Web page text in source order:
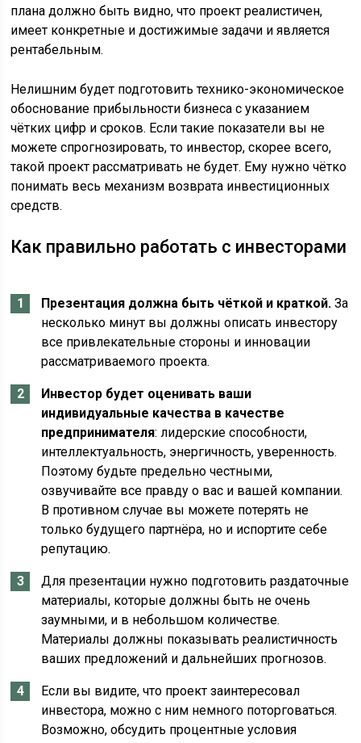
плана должно быть видно, что проект реалистичен,
имеет конкретные и достижимые задачи и является
рентабельным.
Нелишним будет подготовить технико-экономическое
обоснование прибыльности бизнеса с указанием
чётких цифр и сроков. Если такие показатели вы не
можете спрогнозировать, то инвестор, скорее всего,
такой проект рассматривать не будет. Ему нужно чётко
понимать весь механизм возврата инвестиционных
средств.
Как правильно работать с инвесторами
Презентация должна быть чёткой и краткой. За
несколько минут вы должны описать инвестору
все привлекательные стороны и инновации
рассматриваемого проекта.
Инвестор будет оценивать ваши
индивидуальные качества в качестве
предпринимателя: лидерские способности,
интеллектуальность, энергичность, уверенность.
Поэтому будьте предельно честными,
озвучивайте все правду о вас и вашей компании.
В противном случае вы можете потерять не
только будущего партнёра, но и испортите себе
репутацию.
Для презентации нужно подготовить раздаточные
материалы, которые должны быть не очень
заумными, и в небольшом количестве.
Материалы должны показывать реалистичность
ваших предложений и дальнейших прогнозов.
Если вы видите, что проект заинтересовал
инвестора, можно с ним немного поторговаться.
Возможно, обсудить процентные условия